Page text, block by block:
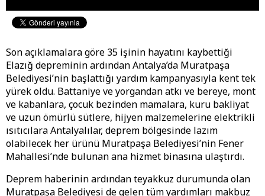
Son açıklamalara göre 35 işinin hayatını kaybettiği
Elazığ depreminin ardından Antalya’da Muratpaşa
Belediyesi’nin başlattığı yardım kampanyasıyla kent tek
yürek oldu. Battaniye ve yorgandan atkı ve bereye, mont
ve kabanlara, çocuk bezinden mamalara, kuru bakliyat
ve uzun ömürlü sütlere, hijyen malzemelerine elektrikli
ısıtıcılara Antalyalılar, deprem bölgesinde lazım
olabilecek her ürünü Muratpaşa Belediyesi’nin Fener
Mahallesi’nde bulunan ana hizmet binasına ulaştırdı.
Deprem haberinin ardından teyakkuz durumunda olan
Muratpaşa Belediyesi de gelen tüm yardımları makbuz